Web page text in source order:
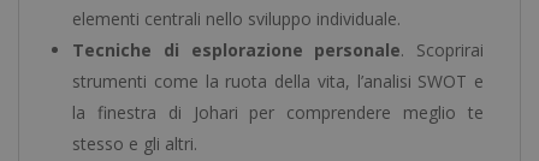
elementi centrali nello sviluppo individuale.
Tecniche di esplorazione personale. Scoprirai
strumenti come la ruota della vita, l’analisi SWOT e
la finestra di Johari per comprendere meglio te
stesso e gli altri.